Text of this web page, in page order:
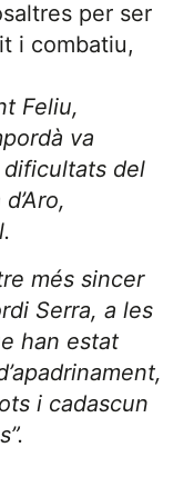
per ser
i combatiu,
Feliu,
va
dificultats del
més sincer
Serra, a les
han estat
i cadascun